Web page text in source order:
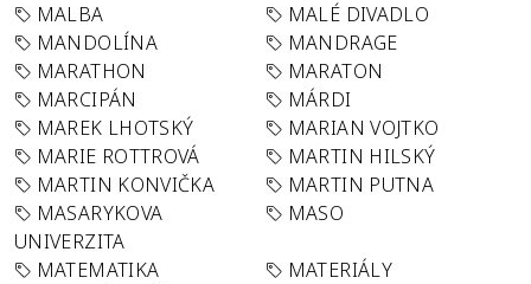
MALBA
MALÉ DIVADLO
MANDOLÍNA
MANDRAGE
MARATHON
MARATON
MARCIPÁN
MÁRDI
MAREK LHOTSKÝ
MARIAN VOJTKO
MARIE ROTTROVÁ
MARTIN HILSKÝ
MARTIN KONVIČKA
MARTIN PUTNA
MASARYKOVA
UNIVERZITA
MASO
MATEMATIKA
MATERIÁLY